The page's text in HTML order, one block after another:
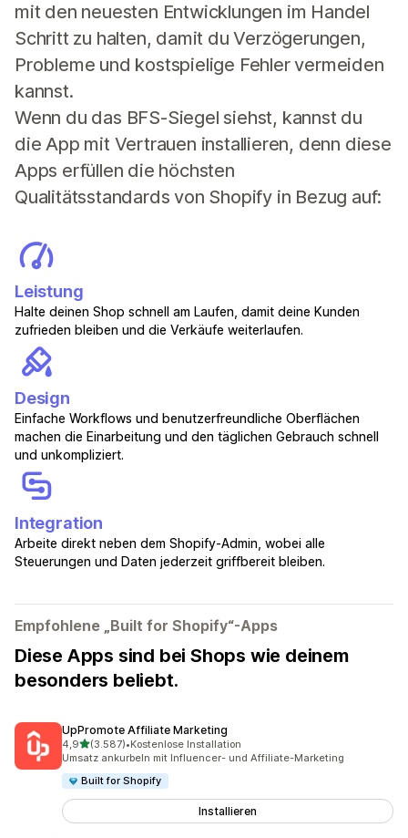
mit den neuesten Entwicklungen im Handel
Schritt zu halten, damit du Verzögerungen,
Probleme und kostspielige Fehler vermeiden
kannst.
Wenn du das BFS-Siegel siehst, kannst du
die App mit Vertrauen installieren, denn diese
Apps erfüllen die höchsten
Qualitätsstandards von Shopify in Bezug auf:
Leistung
Halte deinen Shop schnell am Laufen, damit deine Kunden
zufrieden bleiben und die Verkäufe weiterlaufen.
Design
Einfache Workflows und benutzerfreundliche Oberflächen
machen die Einarbeitung und den täglichen Gebrauch schnell
und unkompliziert.
Integration
Arbeite direkt neben dem Shopify-Admin, wobei alle
Steuerungen und Daten jederzeit griffbereit bleiben.
Empfohlene „Built for Shopify“-Apps
Diese Apps sind bei Shops wie deinem
besonders beliebt.
UpPromote Affiliate Marketing
4,9von 5 Sternen
(3.587)
3587 Rezensionen insgesamt
•Kostenlose Installation
Umsatz ankurbeln mit Influencer- und Affiliate-Marketing
Built for Shopify
Installieren